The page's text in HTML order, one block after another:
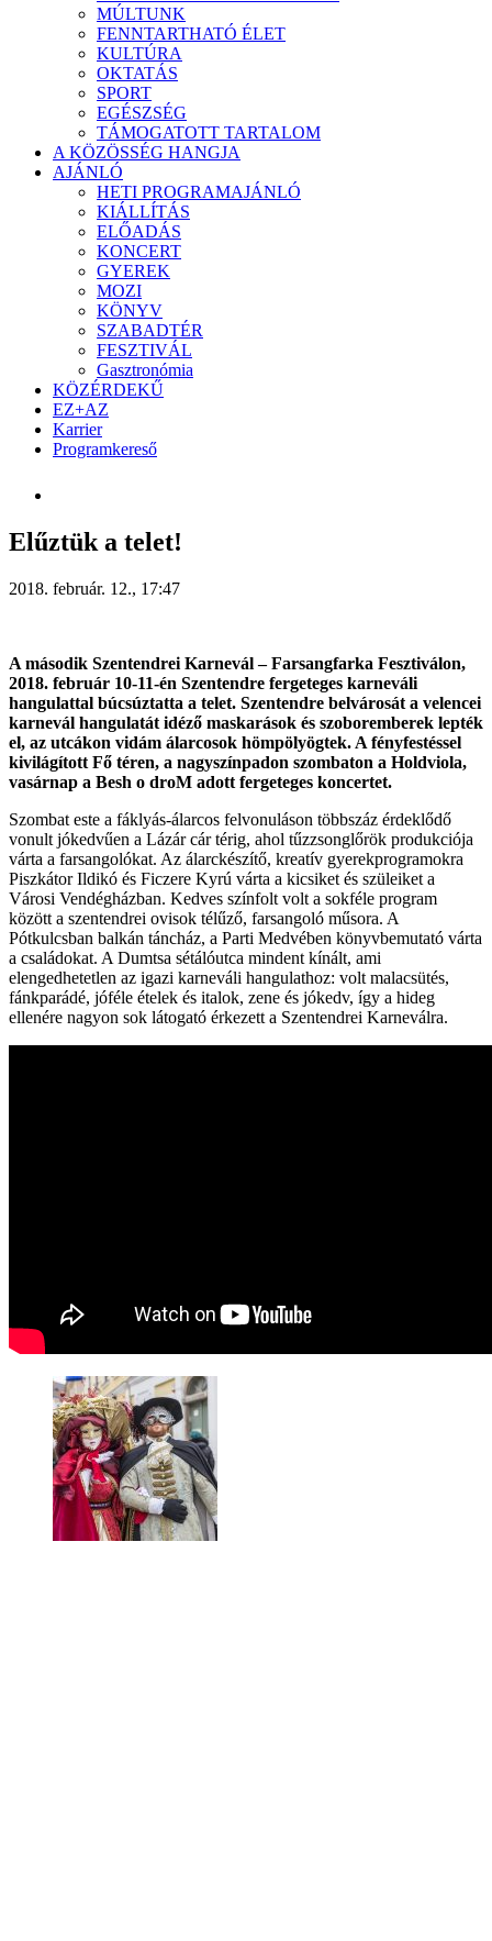
MÚLTUNK
FENNTARTHATÓ ÉLET
KULTÚRA
OKTATÁS
SPORT
EGÉSZSÉG
TÁMOGATOTT TARTALOM
A KÖZÖSSÉG HANGJA
AJÁNLÓ
HETI PROGRAMAJÁNLÓ
KIÁLLÍTÁS
ELŐADÁS
KONCERT
GYEREK
MOZI
KÖNYV
SZABADTÉR
FESZTIVÁL
Gasztronómia
KÖZÉRDEKŰ
EZ+AZ
Karrier
Programkereső
Elűztük a telet!
2018. február. 12., 17:47
A második Szentendrei Karnevál – Farsangfarka Fesztiválon,
2018. február 10-11-én Szentendre fergeteges karneváli
hangulattal búcsúztatta a telet. Szentendre belvárosát a velencei
karnevál hangulatát idéző maskarások és szoboremberek lepték
el, az utcákon vidám álarcosok hömpölyögtek. A fényfestéssel
kivilágított Fő téren, a nagyszínpadon szombaton a Holdviola,
vasárnap a Besh o droM adott fergeteges koncertet.
Szombat este a fáklyás-álarcos felvonuláson többszáz érdeklődő
vonult jókedvűen a Lázár cár térig, ahol tűzzsonglőrök produkciója
várta a farsangolókat. Az álarckészítő, kreatív gyerekprogramokra
Piszkátor Ildikó és Ficzere Kyrú várta a kicsiket és szüleiket a
Városi Vendégházban. Kedves színfolt volt a sokféle program
között a szentendrei ovisok télűző, farsangoló műsora. A
Pótkulcsban balkán táncház, a Parti Medvében könyvbemutató várta
a családokat. A Dumtsa sétálóutca mindent kínált, ami
elengedhetetlen az igazi karneváli hangulathoz: volt malacsütés,
fánkparádé, jóféle ételek és italok, zene és jókedv, így a hideg
ellenére nagyon sok látogató érkezett a Szentendrei Karneválra.